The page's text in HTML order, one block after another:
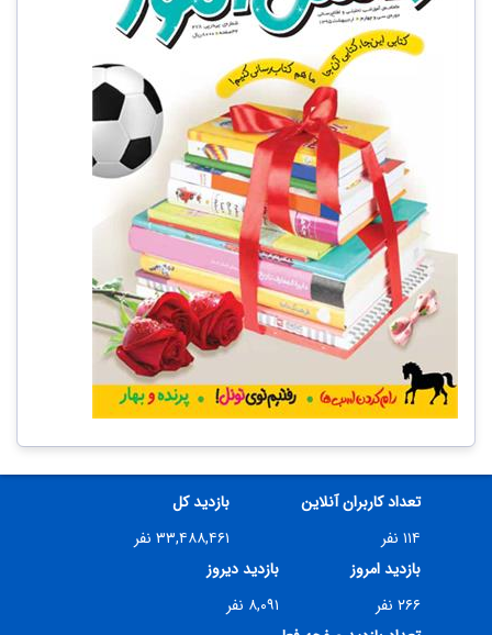
تعداد کاربران آنلاین
۱۱۴ نفر
بازدید کل
۳۳,۴۸۸,۴۶۱ نفر
بازدید امروز
۲۶۶ نفر
بازدید دیروز
۸,۰۹۱ نفر